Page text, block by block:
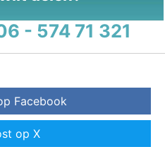
- 574 71 321
Facebook
op X